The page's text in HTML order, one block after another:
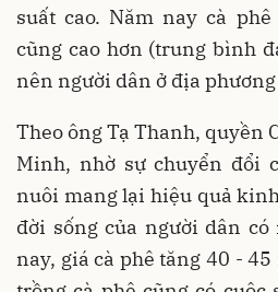
suất cao. Năm nay cà
cũng cao hơn (trung bình
nên người dân ở địa
Theo ông Tạ Thanh, quyền
Minh, nhờ sự chuyển đổi
nuôi mang lại hiệu quả
đời sống của người dân
nay, giá cà phê tăng 40 -